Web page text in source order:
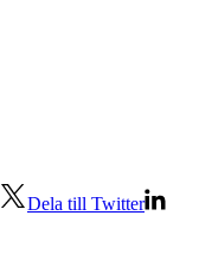
Dela till Twitter